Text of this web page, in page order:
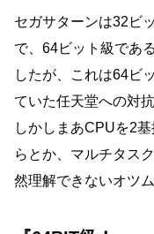
セガサターンは32ビ
で、64ビット級であ
したが、これは64ビ
ていた任天堂への対
しかしまあCPUを2
らとか、マルチタス
然理解できないオツ